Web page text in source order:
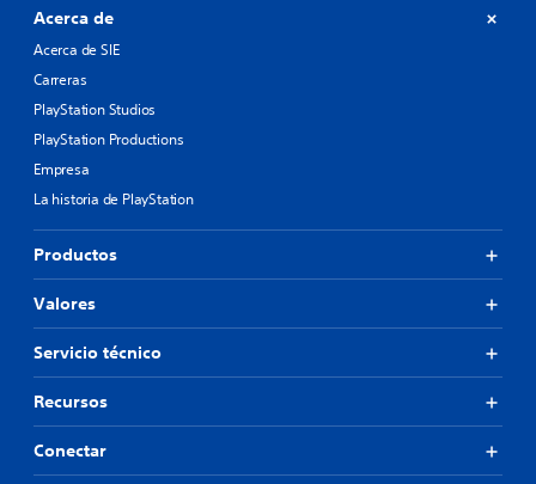
Acerca de
Acerca de SIE
Carreras
PlayStation Studios
PlayStation Productions
Empresa
La historia de PlayStation
Productos
Valores
Servicio técnico
Recursos
Conectar